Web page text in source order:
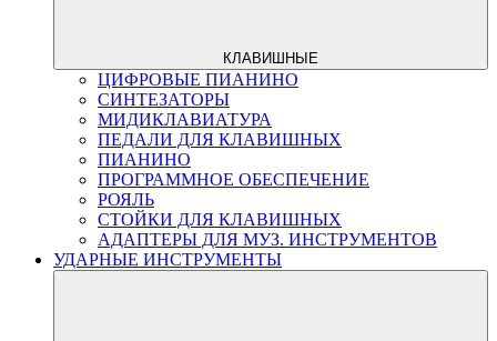
КЛАВИШНЫЕ
ЦИФРОВЫЕ ПИАНИНО
СИНТЕЗАТОРЫ
МИДИКЛАВИАТУРА
ПЕДАЛИ ДЛЯ КЛАВИШНЫХ
ПИАНИНО
ПРОГРАММНОЕ ОБЕСПЕЧЕНИЕ
РОЯЛЬ
СТОЙКИ ДЛЯ КЛАВИШНЫХ
АДАПТЕРЫ ДЛЯ МУЗ. ИНСТРУМЕНТОВ
УДАРНЫЕ ИНСТРУМЕНТЫ